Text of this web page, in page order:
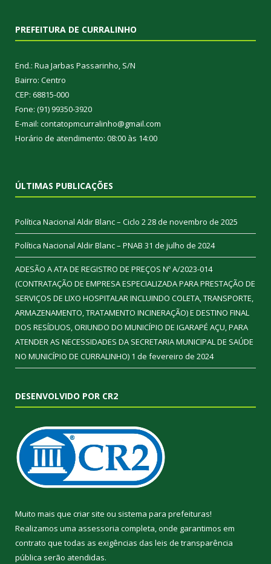
PREFEITURA DE CURRALINHO
End.: Rua Jarbas Passarinho, S/N
Bairro: Centro
CEP: 68815-000
Fone: (91) 99350-3920
E-mail: contatopmcurralinho@gmail.com
Horário de atendimento: 08:00 às 14:00
ÚLTIMAS PUBLICAÇÕES
Política Nacional Aldir Blanc – Ciclo 228 de novembro de 2025
Política Nacional Aldir Blanc – PNAB 31 de julho de 2024
ADESÃO A ATA DE REGISTRO DE PREÇOS Nº A/2023-014
(CONTRATAÇÃO DE EMPRESA ESPECIALIZADA PARA PRESTAÇÃO DE
SERVIÇOS DE LIXO HOSPITALAR INCLUINDO COLETA, TRANSPORTE,
ARMAZENAMENTO, TRATAMENTO INCINERAÇÃO) E DESTINO FINAL
DOS RESÍDUOS, ORIUNDO DO MUNICÍPIO DE IGARAPÉ AÇU, PARA
ATENDER AS NECESSIDADES DA SECRETARIA MUNICIPAL DE SAÚDE
NO MUNICÍPIO DE CURRALINHO) 1 de fevereiro de 2024
DESENVOLVIDO POR CR2
Muito mais que criar site ou sistema para prefeituras!
Realizamos uma assessoria completa, onde garantimos em
contrato que todas as exigências das leis de transparência
pública serão atendidas.